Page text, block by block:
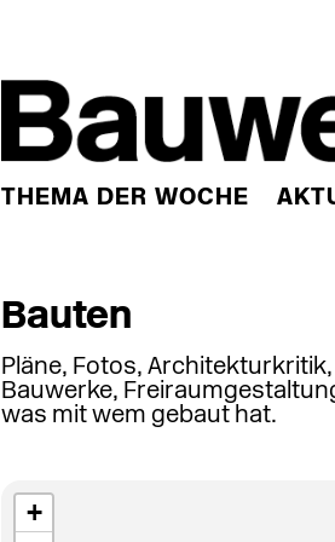
THEMA DER WOCHE
Bauten
Pläne, Fotos,
Bauwerke,
was mit wem gebaut hat.
+